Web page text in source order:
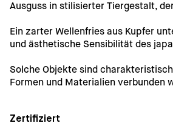
Ausguss in stilisierter Tiergestalt,
Ein zarter Wellenfries aus Kupfer
und ästhetische Sensibilität des
Solche Objekte sind
Formen und Materialien verbunden
Zertifiziert